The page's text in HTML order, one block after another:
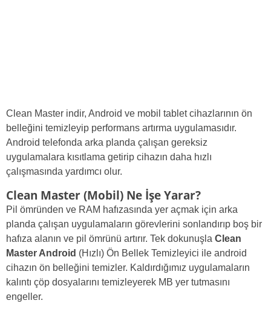
Clean Master indir, Android ve mobil tablet cihazlarının ön
belleğini temizleyip performans artırma uygulamasıdır.
Android telefonda arka planda çalışan gereksiz
uygulamalara kısıtlama getirip cihazın daha hızlı
çalışmasında yardımcı olur.
Clean Master (Mobil) Ne İşe Yarar?
Pil ömründen ve RAM hafızasında yer açmak için arka
planda çalışan uygulamaların görevlerini sonlandırıp boş bir
hafıza alanın ve pil ömrünü artırır. Tek dokunuşla Clean
Master Android (Hızlı) Ön Bellek Temizleyici ile android
cihazın ön belleğini temizler. Kaldırdığımız uygulamaların
kalıntı çöp dosyalarını temizleyerek MB yer tutmasını
engeller.